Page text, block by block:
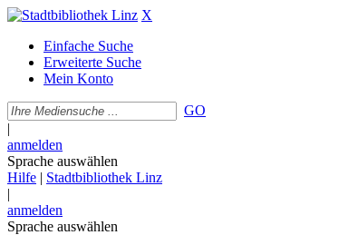
X
Einfache Suche
Erweiterte Suche
Mein Konto
GO
|
anmelden
Sprache auswählen
Hilfe | Stadtbibliothek Linz
|
anmelden
Sprache auswählen